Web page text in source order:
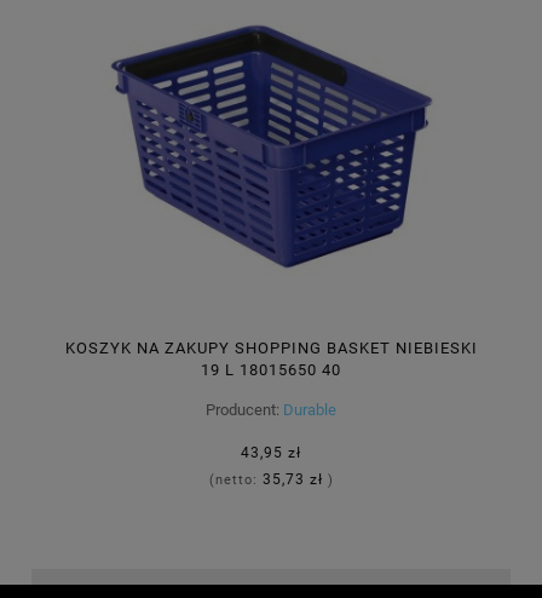
KOSZYK NA ZAKUPY SHOPPING BASKET NIEBIESKI
19 L 18015650 40
Producent: Durable
43,95 zł
(netto: 35,73 zł )